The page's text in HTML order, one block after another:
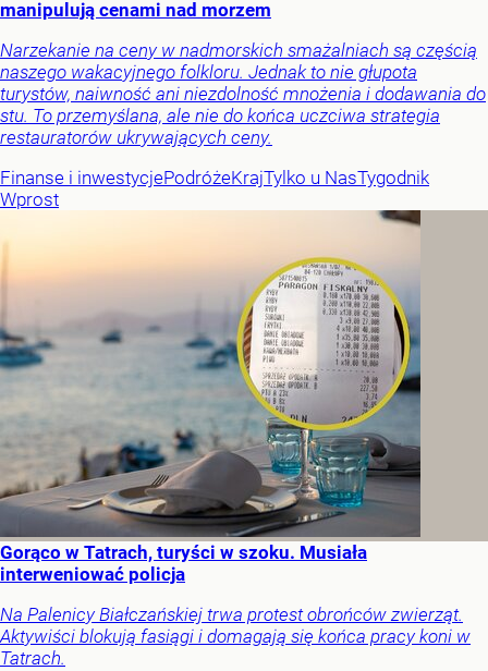
manipulują cenami nad morzem
Narzekanie na ceny w nadmorskich smażalniach są częścią
naszego wakacyjnego folkloru. Jednak to nie głupota
turystów, naiwność ani niezdolność mnożenia i dodawania do
stu. To przemyślana, ale nie do końca uczciwa strategia
restauratorów ukrywających ceny.
Finanse i inwestycjePodróżeKrajTylko u NasTygodnik
Wprost
Gorąco w Tatrach, turyści w szoku. Musiała
interweniować policja
Na Palenicy Białczańskiej trwa protest obrońców zwierząt.
Aktywiści blokują fasiągi i domagają się końca pracy koni w
Tatrach.